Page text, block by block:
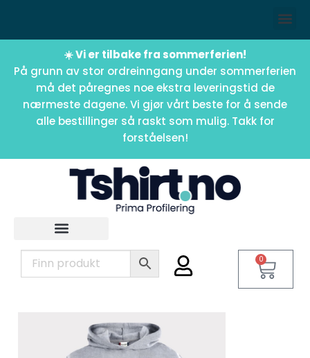
☀️ Vi er tilbake fra sommerferien!
På grunn av stor ordreinngang under sommerferien
må det påregnes noe ekstra leveringstid de
nærmeste dagene. Vi gjør vårt beste for å sende
alle bestillinger så raskt som mulig. Takk for
forståelsen!
0